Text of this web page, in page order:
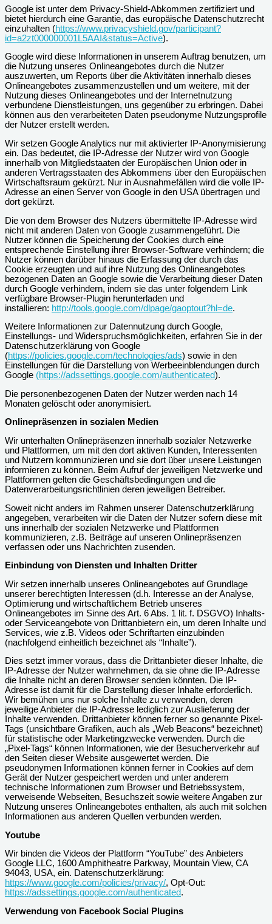
Google ist unter dem Privacy-Shield-Abkommen zertifiziert und
bietet hierdurch eine Garantie, das europäische Datenschutzrecht
einzuhalten (https://www.privacyshield.gov/participant?
id=a2zt000000001L5AAI&status=Active).
Google wird diese Informationen in unserem Auftrag benutzen, um
die Nutzung unseres Onlineangebotes durch die Nutzer
auszuwerten, um Reports über die Aktivitäten innerhalb dieses
Onlineangebotes zusammenzustellen und um weitere, mit der
Nutzung dieses Onlineangebotes und der Internetnutzung
verbundene Dienstleistungen, uns gegenüber zu erbringen. Dabei
können aus den verarbeiteten Daten pseudonyme Nutzungsprofile
der Nutzer erstellt werden.
Wir setzen Google Analytics nur mit aktivierter IP-Anonymisierung
ein. Das bedeutet, die IP-Adresse der Nutzer wird von Google
innerhalb von Mitgliedstaaten der Europäischen Union oder in
anderen Vertragsstaaten des Abkommens über den Europäischen
Wirtschaftsraum gekürzt. Nur in Ausnahmefällen wird die volle IP-
Adresse an einen Server von Google in den USA übertragen und
dort gekürzt.
Die von dem Browser des Nutzers übermittelte IP-Adresse wird
nicht mit anderen Daten von Google zusammengeführt. Die
Nutzer können die Speicherung der Cookies durch eine
entsprechende Einstellung ihrer Browser-Software verhindern; die
Nutzer können darüber hinaus die Erfassung der durch das
Cookie erzeugten und auf ihre Nutzung des Onlineangebotes
bezogenen Daten an Google sowie die Verarbeitung dieser Daten
durch Google verhindern, indem sie das unter folgendem Link
verfügbare Browser-Plugin herunterladen und
installieren: http://tools.google.com/dlpage/gaoptout?hl=de.
Weitere Informationen zur Datennutzung durch Google,
Einstellungs- und Widerspruchsmöglichkeiten, erfahren Sie in der
Datenschutzerklärung von Google
(https://policies.google.com/technologies/ads) sowie in den
Einstellungen für die Darstellung von Werbeeinblendungen durch
Google (https://adssettings.google.com/authenticated).
Die personenbezogenen Daten der Nutzer werden nach 14
Monaten gelöscht oder anonymisiert.
Onlinepräsenzen in sozialen Medien
Wir unterhalten Onlinepräsenzen innerhalb sozialer Netzwerke
und Plattformen, um mit den dort aktiven Kunden, Interessenten
und Nutzern kommunizieren und sie dort über unsere Leistungen
informieren zu können. Beim Aufruf der jeweiligen Netzwerke und
Plattformen gelten die Geschäftsbedingungen und die
Datenverarbeitungsrichtlinien deren jeweiligen Betreiber.
Soweit nicht anders im Rahmen unserer Datenschutzerklärung
angegeben, verarbeiten wir die Daten der Nutzer sofern diese mit
uns innerhalb der sozialen Netzwerke und Plattformen
kommunizieren, z.B. Beiträge auf unseren Onlinepräsenzen
verfassen oder uns Nachrichten zusenden.
Einbindung von Diensten und Inhalten Dritter
Wir setzen innerhalb unseres Onlineangebotes auf Grundlage
unserer berechtigten Interessen (d.h. Interesse an der Analyse,
Optimierung und wirtschaftlichem Betrieb unseres
Onlineangebotes im Sinne des Art. 6 Abs. 1 lit. f. DSGVO) Inhalts-
oder Serviceangebote von Drittanbietern ein, um deren Inhalte und
Services, wie z.B. Videos oder Schriftarten einzubinden
(nachfolgend einheitlich bezeichnet als “Inhalte”).
Dies setzt immer voraus, dass die Drittanbieter dieser Inhalte, die
IP-Adresse der Nutzer wahrnehmen, da sie ohne die IP-Adresse
die Inhalte nicht an deren Browser senden könnten. Die IP-
Adresse ist damit für die Darstellung dieser Inhalte erforderlich.
Wir bemühen uns nur solche Inhalte zu verwenden, deren
jeweilige Anbieter die IP-Adresse lediglich zur Auslieferung der
Inhalte verwenden. Drittanbieter können ferner so genannte Pixel-
Tags (unsichtbare Grafiken, auch als „Web Beacons“ bezeichnet)
für statistische oder Marketingzwecke verwenden. Durch die
„Pixel-Tags“ können Informationen, wie der Besucherverkehr auf
den Seiten dieser Website ausgewertet werden. Die
pseudonymen Informationen können ferner in Cookies auf dem
Gerät der Nutzer gespeichert werden und unter anderem
technische Informationen zum Browser und Betriebssystem,
verweisende Webseiten, Besuchszeit sowie weitere Angaben zur
Nutzung unseres Onlineangebotes enthalten, als auch mit solchen
Informationen aus anderen Quellen verbunden werden.
Youtube
Wir binden die Videos der Plattform “YouTube” des Anbieters
Google LLC, 1600 Amphitheatre Parkway, Mountain View, CA
94043, USA, ein. Datenschutzerklärung:
https://www.google.com/policies/privacy/, Opt-Out:
https://adssettings.google.com/authenticated.
Verwendung von Facebook Social Plugins